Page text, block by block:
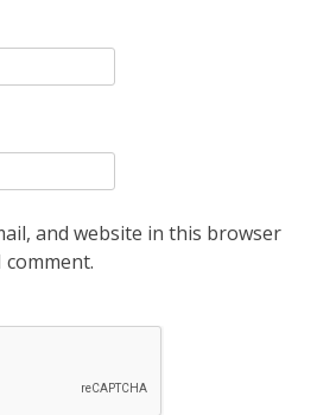
and website in this browser